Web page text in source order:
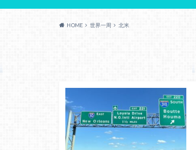
HOME 世界一周 北米